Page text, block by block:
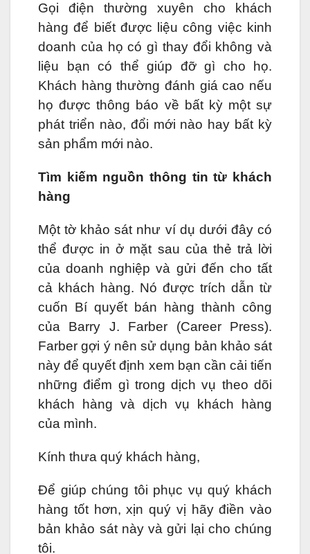
Gọi điện thường xuyên cho khách
hàng để biết được liệu công việc kinh
doanh của họ có gì thay đổi không và
liệu bạn có thể giúp đỡ gì cho họ.
Khách hàng thường đánh giá cao nếu
họ được thông báo về bất kỳ một sự
phát triển nào, đổi mới nào hay bất kỳ
sản phẩm mới nào.
Tìm kiếm nguồn thông tin từ khách
hàng
Một tờ khảo sát như ví dụ dưới đây có
thể được in ở mặt sau của thẻ trả lời
của doanh nghiệp và gửi đến cho tất
cả khách hàng. Nó được trích dẫn từ
cuốn Bí quyết bán hàng thành công
của Barry J. Farber (Career Press).
Farber gợi ý nên sử dụng bản khảo sát
này để quyết định xem bạn cần cải tiến
những điểm gì trong dịch vụ theo dõi
khách hàng và dịch vụ khách hàng
của mình.
Kính thưa quý khách hàng,
Để giúp chúng tôi phục vụ quý khách
hàng tốt hơn, xịn quý vị hãy điền vào
bản khảo sát này và gửi lại cho chúng
tôi.